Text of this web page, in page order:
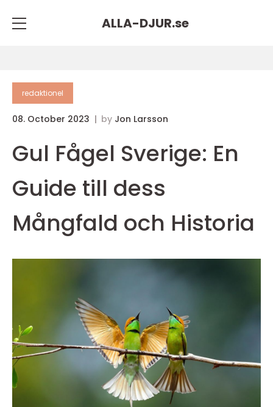
ALLA-DJUR.se
redaktionel
08. October 2023 by Jon Larsson
Gul Fågel Sverige: En
Guide till dess
Mångfald och Historia